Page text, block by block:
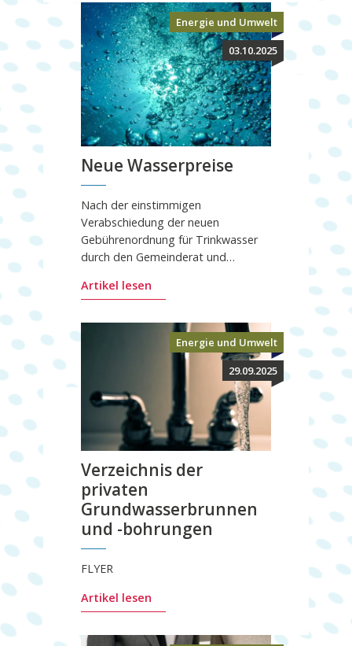
03.10.2025
Energie und Umwelt
Neue Wasserpreise
Nach der einstimmigen
Verabschiedung der neuen
Gebührenordnung für Trinkwasser
durch den Gemeinderat und…
Artikel lesen
29.09.2025
Energie und Umwelt
Verzeichnis der
privaten
Grundwasserbrunnen
und -bohrungen
FLYER
Artikel lesen